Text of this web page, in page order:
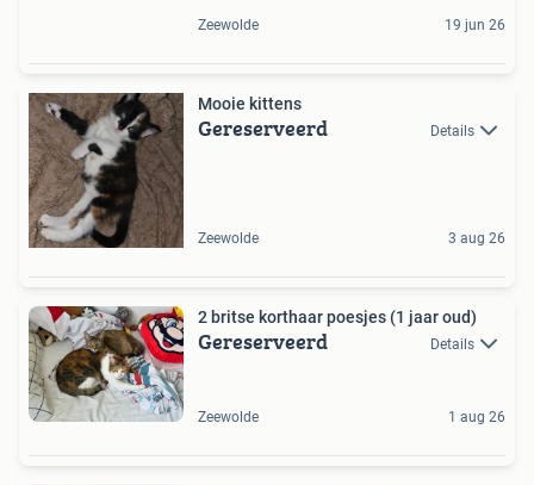
Zeewolde 19 jun 26
Mooie kittens
Gereserveerd Details
Zeewolde 3 aug 26
2 britse korthaar poesjes (1 jaar oud)
Gereserveerd Details
Zeewolde 1 aug 26